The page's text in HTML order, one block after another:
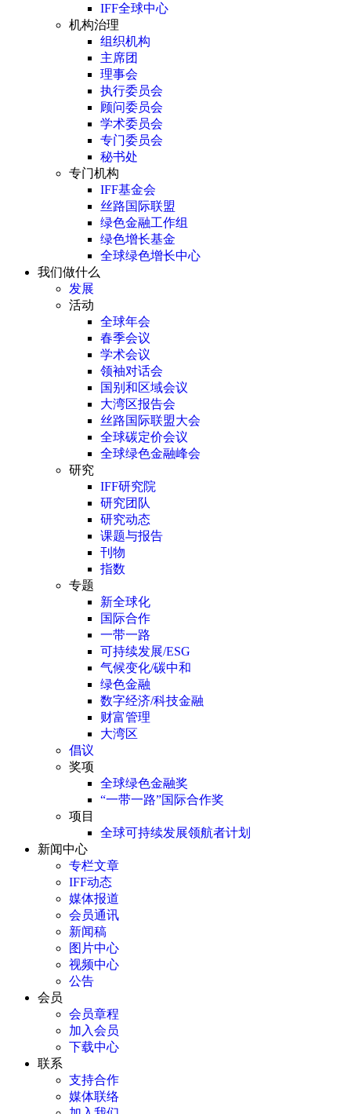
IFF全球中心
机构治理
组织机构
主席团
理事会
执行委员会
顾问委员会
学术委员会
专门委员会
秘书处
专门机构
IFF基金会
丝路国际联盟
绿色金融工作组
绿色增长基金
全球绿色增长中心
我们做什么
发展
活动
全球年会
春季会议
学术会议
领袖对话会
国别和区域会议
大湾区报告会
丝路国际联盟大会
全球碳定价会议
全球绿色金融峰会
研究
IFF研究院
研究团队
研究动态
课题与报告
刊物
指数
专题
新全球化
国际合作
一带一路
可持续发展/ESG
气候变化/碳中和
绿色金融
数字经济/科技金融
财富管理
大湾区
倡议
奖项
全球绿色金融奖
“一带一路”国际合作奖
项目
全球可持续发展领航者计划
新闻中心
专栏文章
IFF动态
媒体报道
会员通讯
新闻稿
图片中心
视频中心
公告
会员
会员章程
加入会员
下载中心
联系
支持合作
媒体联络